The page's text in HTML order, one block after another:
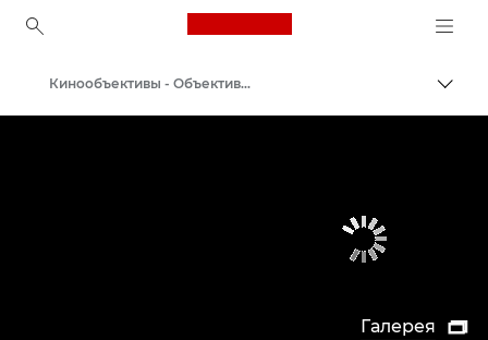
Canon Logo, back to
Кинообъективы - Объективы 4K
Галерея 